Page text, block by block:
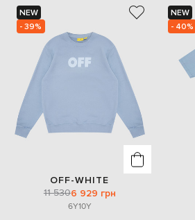
NEW
- 39%
OFF-WHITE
11 5306 929 грн
6Y10Y
NEW
- 40%